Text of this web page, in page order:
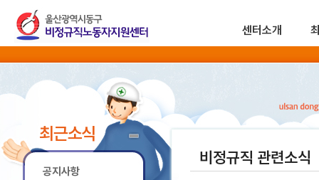
센터소개
최근소식
공지사항
비정규직 관련소식